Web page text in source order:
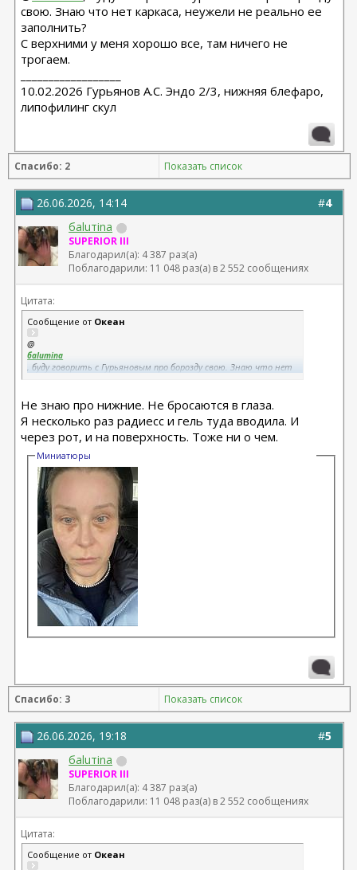
свою. Знаю что нет каркаса, неужели не реально ее
заполнить?
С верхними у меня хорошо все, там ничего не
трогаем.
10.02.2026 Гурьянов А.С. Эндо 2/3, нижняя блефаро,
липофилинг скул
Спасибо: 2 Показать список
#4
26.06.2026, 14:14
баluтina
SUPERIOR III
Благодарил(а): 4 387 раз(а)
Поблагодарили: 11 048 раз(а) в 2 552 сообщениях
Цитата:
Сообщение от Океан
@
баluтina
, буду говорить с Гурьяновым про борозду свою. Знаю что нет
Не знаю про нижние. Не бросаются в глаза.
Я несколько раз радиесс и гель туда вводила. И
через рот, и на поверхность. Тоже ни о чем.
Миниатюры
Спасибо: 3 Показать список
#5
26.06.2026, 19:18
баluтina
SUPERIOR III
Благодарил(а): 4 387 раз(а)
Поблагодарили: 11 048 раз(а) в 2 552 сообщениях
Цитата:
Сообщение от Океан